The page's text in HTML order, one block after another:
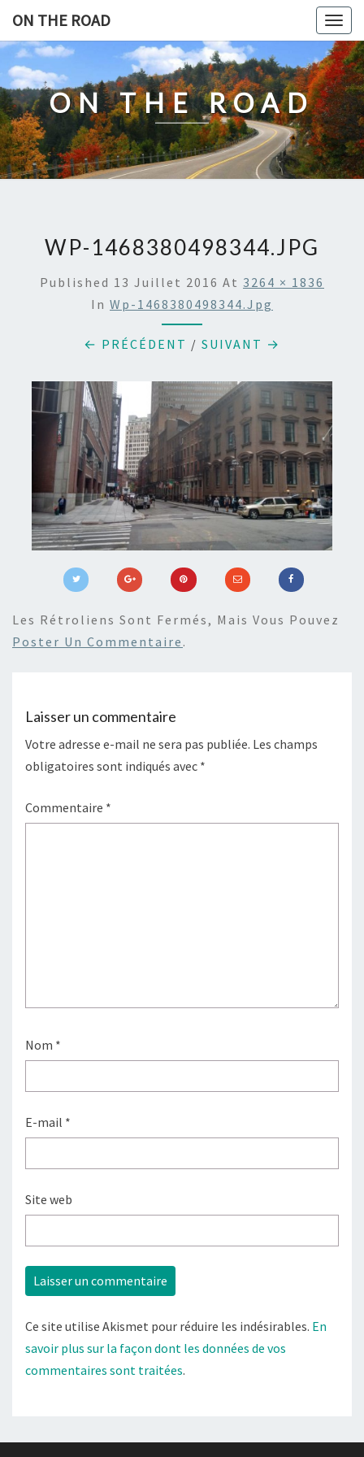
content
ON THE ROAD
ON THE ROAD
WP-1468380498344.JPG
Published 13 Juillet 2016 At 3264 × 1836
In Wp-1468380498344.jpg
← PRÉCÉDENT / SUIVANT →
Les Rétroliens Sont Fermés, Mais Vous Pouvez
Poster Un Commentaire .
Laisser un commentaire
Votre adresse e-mail ne sera pas publiée. Les champs
obligatoires sont indiqués avec *
Commentaire *
Nom *
E-mail *
Site web
Ce site utilise Akismet pour réduire les indésirables. En
savoir plus sur la façon dont les données de vos
commentaires sont traitées.